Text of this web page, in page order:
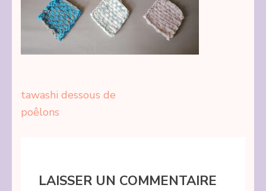
Navigation
de
tawashi dessous de
poêlons
LAISSER UN COMMENTAIRE